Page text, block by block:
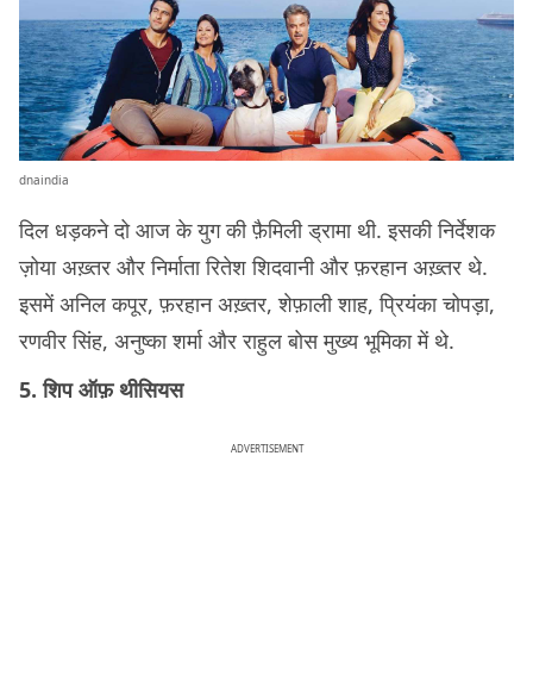
dnaindia
दिल धड़कने दो आज के युग की फ़ैमिली ड्रामा थी. इसकी निर्देशक
ज़ोया अख़्तर और निर्माता रितेश शिदवानी और फ़रहान अख़्तर थे.
इसमें अनिल कपूर, फ़रहान अख़्तर, शेफ़ाली शाह, प्रियंका चोपड़ा,
रणवीर सिंह, अनुष्का शर्मा और राहुल बोस मुख्य भूमिका में थे.
5. शिप ऑफ़ थीसियस
ADVERTISEMENT